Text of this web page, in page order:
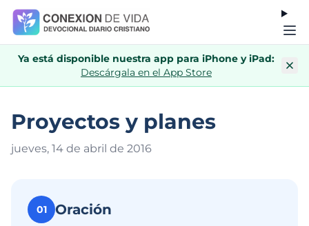
Ya está disponible nuestra app para iPhone y iPad:
Descárgala en el App Store
Proyectos y planes
jueves, 14 de abril de 2016
01 Oración